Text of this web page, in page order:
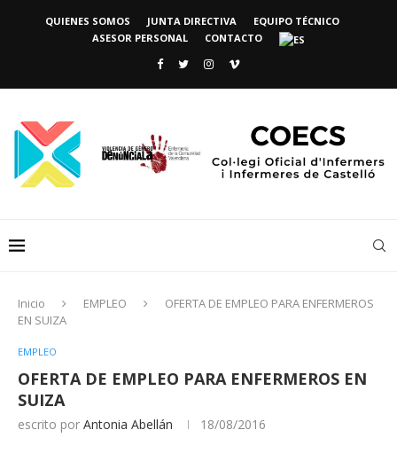
QUIENES SOMOS JUNTA DIRECTIVA
EQUIPO TÉCNICO
ASESOR PERSONAL
CONTACTO
Inicio EMPLEO
OFERTA DE EMPLEO PARA ENFERMEROS
EN SUIZA
EMPLEO
OFERTA DE EMPLEO PARA ENFERMEROS EN
SUIZA
escrito por Antonia Abellán 18/08/2016